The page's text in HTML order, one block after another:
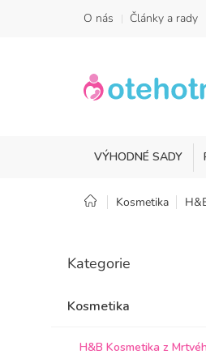
O nás Články a rady
VÝHODNÉ SADY
DomůKosmetika
s
r
kategorie
Kategorie
Kosmetika
H&B Kosmetika z